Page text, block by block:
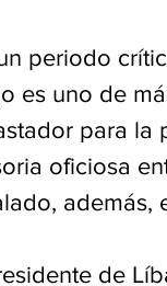
periodo
es uno de
para la
oficiosa
además,
de